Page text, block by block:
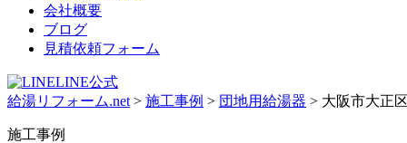
会社概要
ブログ
見積依頼フォーム
LINE公式
給湯リフォーム.net > 施工事例 > 団地用給湯器 > 大阪市大正
施工事例